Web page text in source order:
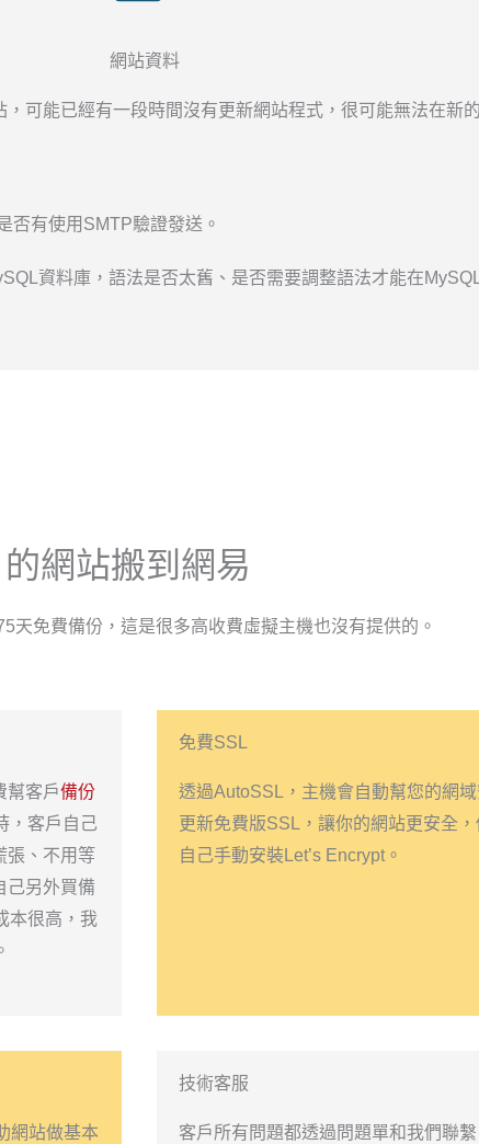
網站資料
可能已經有一段時間沒有更新網站程式，很可能無法在新
否有使用SMTP驗證發送。
資料庫，語法是否太舊、是否需要調整語法才能在
網站搬到網易
免費備份，這是很多高收費虛擬主機也沒有提供的。
幫客戶備份
，客戶自己
張、不用等
己另外買備
本很高，我
免費SSL
透過AutoSSL，主機會自動幫您的網域
更新免費版SSL，讓你的網站更安全，
自己手動安裝Let’s Encrypt。
網站做基本
技術客服
客戶所有問題都透過問題單和我們聯